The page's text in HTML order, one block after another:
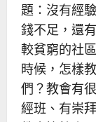
題：沒有經
錢不足，還
較貧窮的社
時候，怎樣
們？教會有
經班、有崇